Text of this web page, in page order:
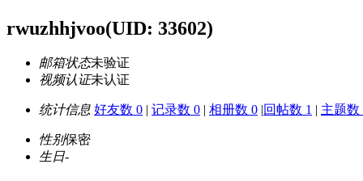
rwuzhhjvoo(UID: 33602)
邮箱状态未验证
视频认证未认证
统计信息 好友数 0 | 记录数 0 | 相册数 0 |回帖数 1 | 主题数
性别保密
生日-